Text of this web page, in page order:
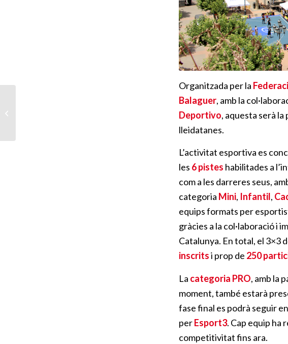
Organitzada per la
Balaguer, amb la
Deportivo, aquesta serà la
lleidatanes.
L’activitat esportiva es
les 6 pistes habilitades a
com a les darreres seus,
categoria Mini, Infantil,
equips formats per
gràcies a la col·laboració i
Catalunya. En total, el 3×3
inscritsi prop de 250
La categoria PRO, amb la
moment, també estarà
fase final es podrà seguir
perEsport3. Cap equip ha
competitivitat fins ara.